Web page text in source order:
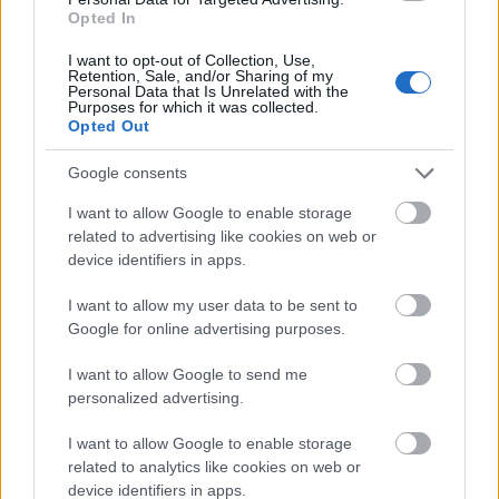
Opted In
I want to opt-out of Collection, Use,
Retention, Sale, and/or Sharing of my
Personal Data that Is Unrelated with the
Purposes for which it was collected.
Opted Out
Google consents
I want to allow Google to enable storage
related to advertising like cookies on web or
device identifiers in apps.
I want to allow my user data to be sent to
Google for online advertising purposes.
I want to allow Google to send me
personalized advertising.
I want to allow Google to enable storage
related to analytics like cookies on web or
device identifiers in apps.
adományozta neki."
Mindenki életében vannak fájdalmak, traumák,
amelyekkel együtt kell élniük, élnünk. Igen, az
enyémben is vannak. Olyan is akad, amelyről már
csak én tudok és szent elhatározásom, hogy
magammal viszem a sírba a feldolgozott
traumámat. Képesnek kell lenni önmagunkkal
kapcsolatban (is) a megbocsátásra. Elengedni a
múltat, tanulni belőle és új utakra lépni.
vagyunk tökéletesek. Nem, nem is olyan egyszerű ez
- de nem is olyan nehéz. Talán azért olvastam nagy
érdeklődéssel a könyvet, mert nekem nem új utat
jelentett, hanem megerősítést. Még ha gyakran meg
is kell küzdeni újra és újra érte.
Úgy olvasd a könyvet, hogy mankót jelenthet a
traumáktól sújtott embernek. Irányvonalat jelölhet,